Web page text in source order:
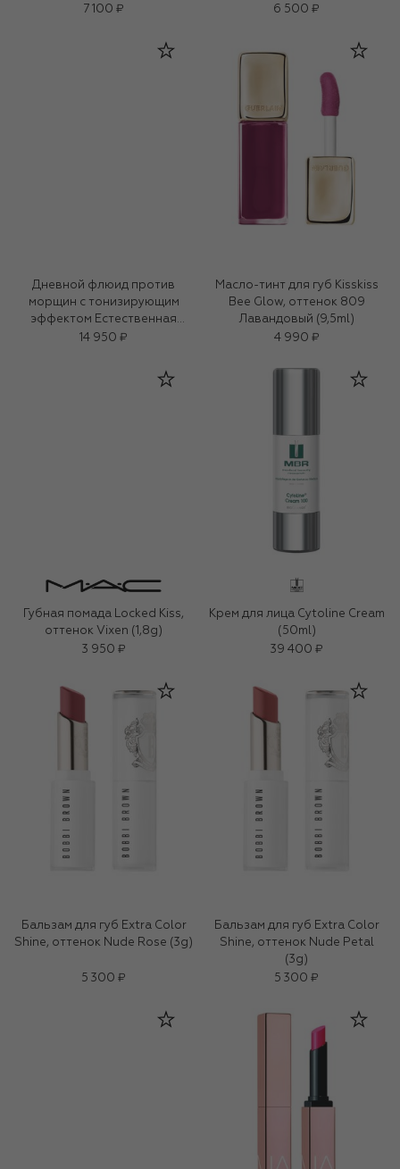
7 100 ₽ 6 500 ₽
Дневной флюид против
морщин с тонизирующим
эффектом Естественная
бронза SPF 10 (50ml)
14 950 ₽
Масло-тинт для губ Kisskiss
Bee Glow, оттенок 809
Лавандовый (9,5ml)
4 990 ₽
Губная помада Locked Kiss,
оттенок Vixen (1,8g)
3 950 ₽
Крем для лица Cytoline Cream
(50ml)
39 400 ₽
Бальзам для губ Extra Color
Shine, оттенок Nude Rose (3g)
5 300 ₽
Бальзам для губ Extra Color
Shine, оттенок Nude Petal
(3g)
5 300 ₽